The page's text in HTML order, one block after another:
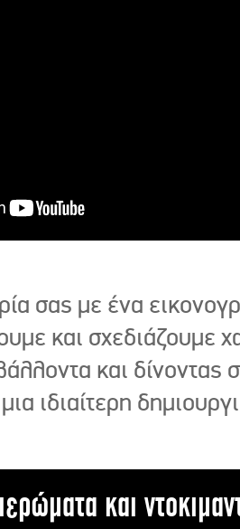
σας με ένα
και σχεδιάζουμε
και δίνοντας
ιδιαίτερη
και